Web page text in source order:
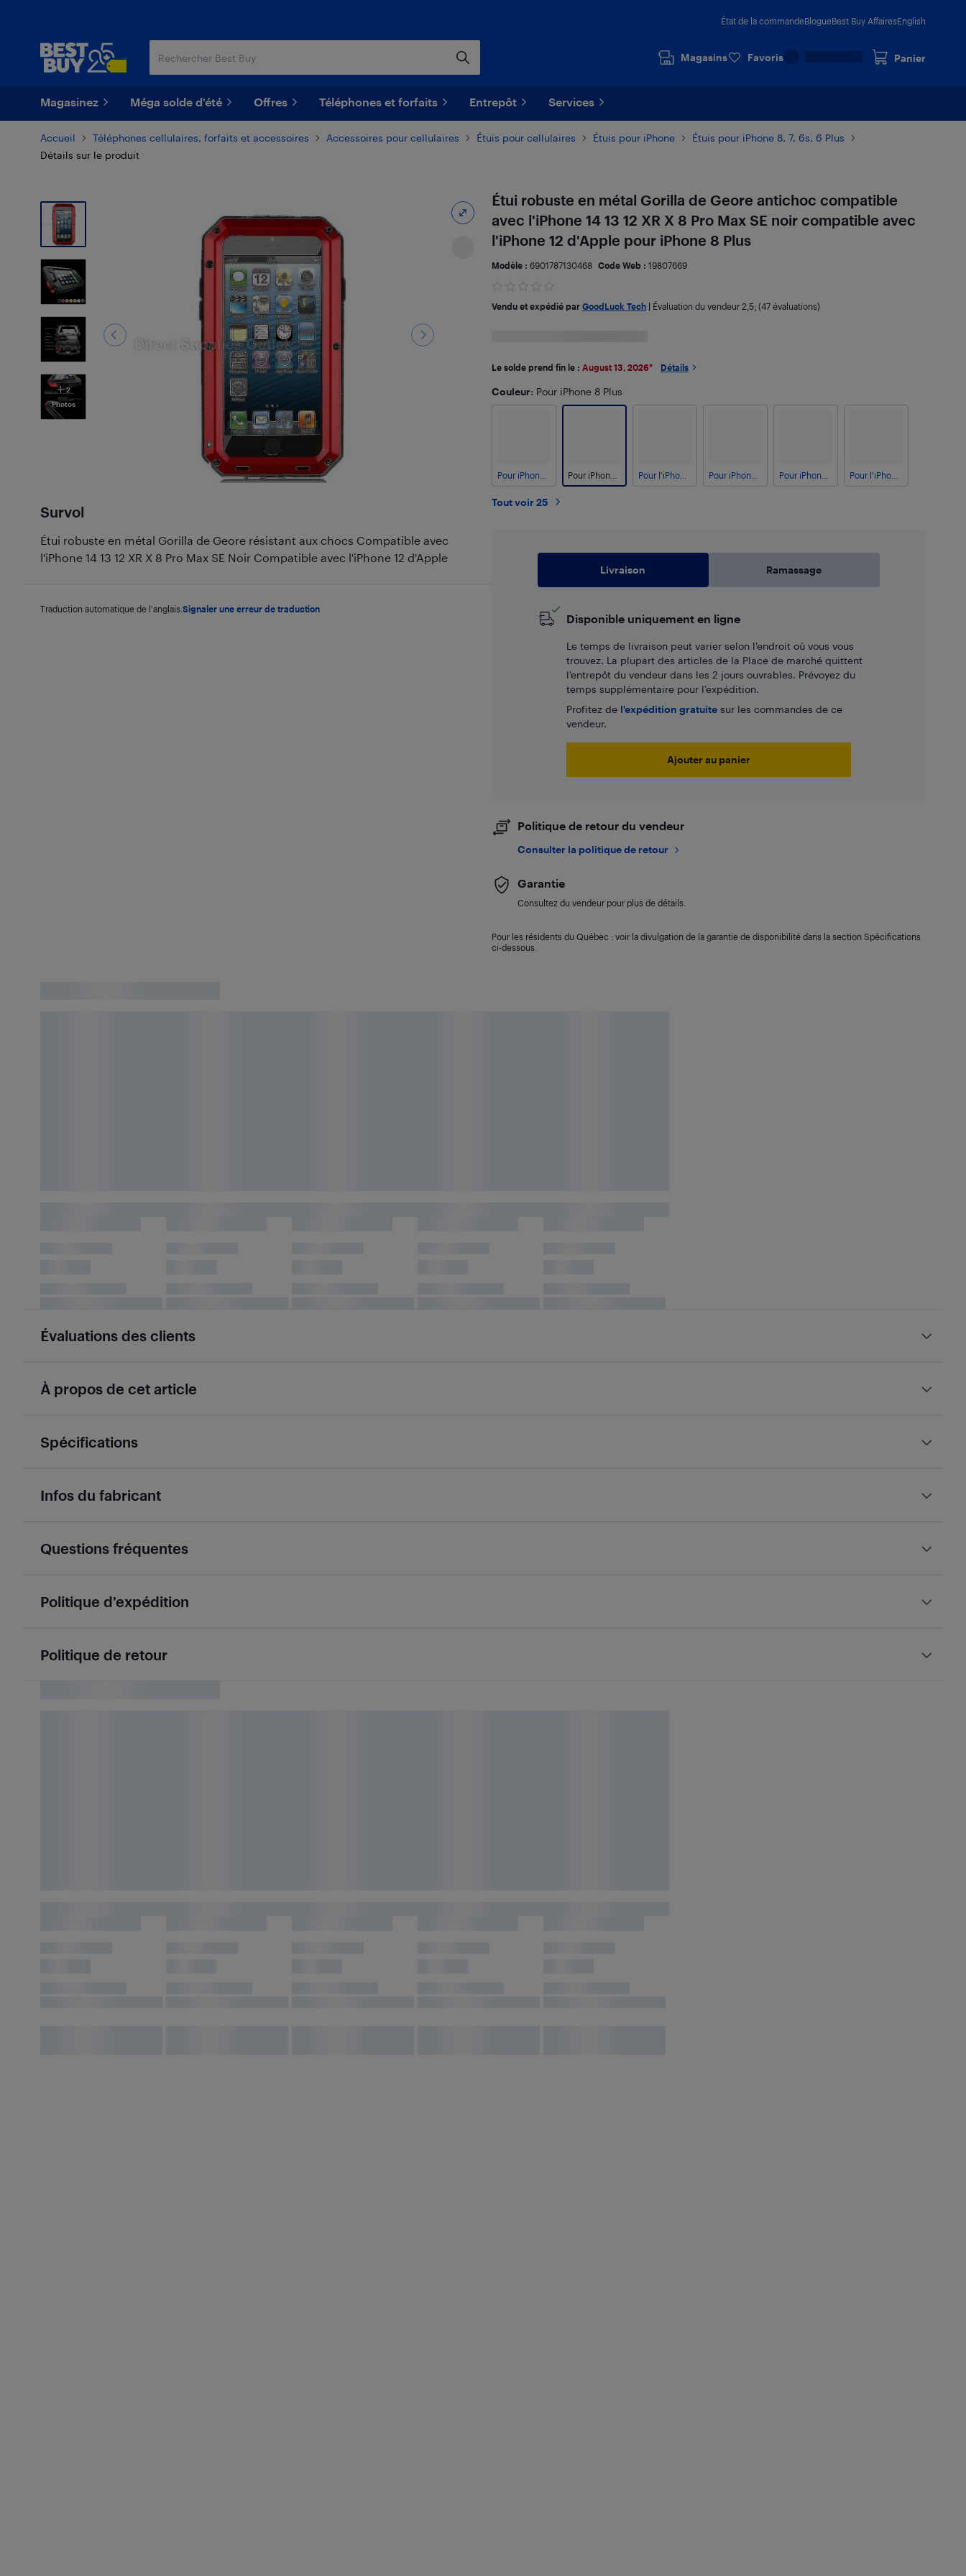
État de la commandeBlogueBest Buy AffairesEnglish
Magasins Favoris Panier
Magasinez Méga solde d'été Offres Téléphones et forfaits Entrepôt Services
Accueil Téléphones cellulaires, forfaits et accessoires Accessoires pour cellulaires Étuis pour cellulaires Étuis pour iPhone
Étuis pour iPhone 8, 7, 6s, 6 Plus
Détails sur le produit
2
Photos
Survol
Étui robuste en métal Gorilla de Geore résistant aux chocs Compatible avec
l'iPhone 14 13 12 XR X 8 Pro Max SE Noir Compatible avec l'iPhone 12 d'Apple
Traduction automatique de l'anglais. Signaler une erreur de traduction
Étui robuste en métal Gorilla de Geore antichoc compatible
avec l'iPhone 14 13 12 XR X 8 Pro Max SE noir compatible avec
l'iPhone 12 d'Apple pour iPhone 8 Plus
Modèle : 6901787130468 Code Web : 19807669
Vendu et expédié par GoodLuck Tech| Évaluation du vendeur 2,5; (47 évaluations)
Le solde prend fin le : August 13, 2026* Détails
Couleur: Pour iPhone 8 Plus
Pour iPhone 7 Pour iPhone 8 Plus Pour l'iPhone 13 Pro Max d'Apple Pour iPhone 12 mini d'Apple Pour iPhone 12 d'Apple Pour l'iPhone 12 Pro d'Apple
Tout voir 25
Livraison Ramassage
Disponible uniquement en ligne
Le temps de livraison peut varier selon l'endroit où vous vous
trouvez. La plupart des articles de la Place de marché quittent
l’entrepôt du vendeur dans les 2 jours ouvrables. Prévoyez du
temps supplémentaire pour l’expédition.
Profitez de l'expédition gratuitesur les commandes de ce
vendeur.
Ajouter au panier
Politique de retour du vendeur
Consulter la politique de retour
Garantie
Consultez du vendeur pour plus de détails.
Pour les résidents du Québec : voir la divulgation de la garantie de disponibilité dans la section Spécifications
ci-dessous.
Évaluations des clients
À propos de cet article
Spécifications
Infos du fabricant
Questions fréquentes
Politique d’expédition
Politique de retour